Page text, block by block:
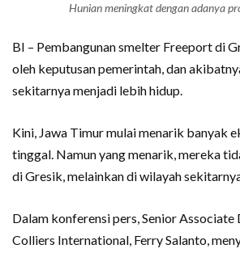
Hunian meningkat dengan adanya
BI – Pembangunan smelter Freeport di
oleh keputusan pemerintah, dan
sekitarnya menjadi lebih hidup.
Kini, Jawa Timur mulai menarik banyak
tinggal. Namun yang menarik, mereka
di Gresik, melainkan di wilayah
Dalam konferensi pers, Senior
Colliers International, Ferry Salanto,